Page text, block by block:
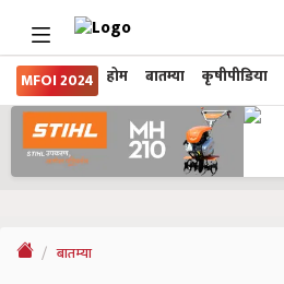
MFOI 2024 होम बातम्या कृषीपीडिया
बातम्या